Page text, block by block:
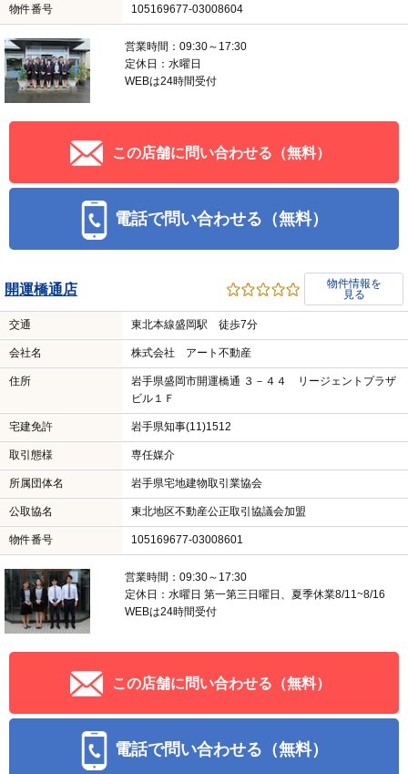
物件番号 105169677-03008604
営業時間：09:30～17:30
定休日：水曜日
WEBは24時間受付
この店舗に問い合わせる（無料）
電話で問い合わせる（無料）
開運橋通店
物件情報を
見る
交通 東北本線盛岡駅 徒歩7分
会社名 株式会社 アート不動産
住所
岩手県盛岡市開運橋通 ３－４４ リージェントプラザ
ビル１Ｆ
宅建免許 岩手県知事(11)1512
取引態様 専任媒介
所属団体名 岩手県宅地建物取引業協会
公取協名 東北地区不動産公正取引協議会加盟
物件番号 105169677-03008601
営業時間：09:30～17:30
定休日：水曜日 第一第三日曜日、夏季休業8/11~8/16
WEBは24時間受付
この店舗に問い合わせる（無料）
電話で問い合わせる（無料）